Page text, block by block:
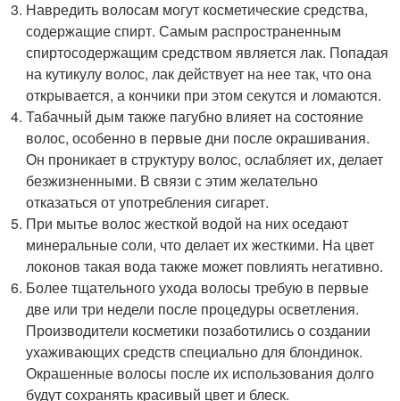
Навредить волосам могут косметические средства,
содержащие спирт. Самым распространенным
спиртосодержащим средством является лак. Попадая
на кутикулу волос, лак действует на нее так, что она
открывается, а кончики при этом секутся и ломаются.
Табачный дым также пагубно влияет на состояние
волос, особенно в первые дни после окрашивания.
Он проникает в структуру волос, ослабляет их, делает
безжизненными. В связи с этим желательно
отказаться от употребления сигарет.
При мытье волос жесткой водой на них оседают
минеральные соли, что делает их жесткими. На цвет
локонов такая вода также может повлиять негативно.
Более тщательного ухода волосы требую в первые
две или три недели после процедуры осветления.
Производители косметики позаботились о создании
ухаживающих средств специально для блондинок.
Окрашенные волосы после их использования долго
будут сохранять красивый цвет и блеск.